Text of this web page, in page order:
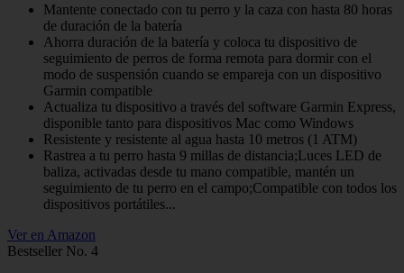
Mantente conectado con tu perro y la caza con hasta 80 horas
de duración de la batería
Ahorra duración de la batería y coloca tu dispositivo de
seguimiento de perros de forma remota para dormir con el
modo de suspensión cuando se empareja con un dispositivo
Garmin compatible
Actualiza tu dispositivo a través del software Garmin Express,
disponible tanto para dispositivos Mac como Windows
Resistente y resistente al agua hasta 10 metros (1 ATM)
Rastrea a tu perro hasta 9 millas de distancia;Luces LED de
baliza, activadas desde tu mano compatible, mantén un
seguimiento de tu perro en el campo;Compatible con todos los
dispositivos portátiles...
Ver en Amazon
Bestseller No. 4